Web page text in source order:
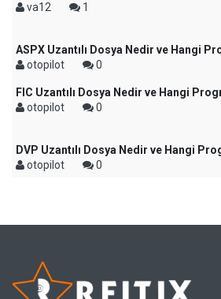
va12
1
ASPX Uzantılı Dosya Nedir ve Hangi
otopilot
0
FIC Uzantılı Dosya Nedir ve Hangi
otopilot
0
DVP Uzantılı Dosya Nedir ve Hangi
otopilot
0